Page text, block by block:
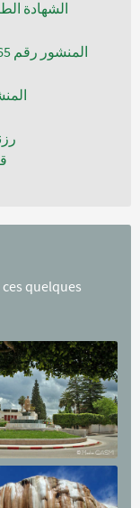
الشهادة
المنشور
quelques